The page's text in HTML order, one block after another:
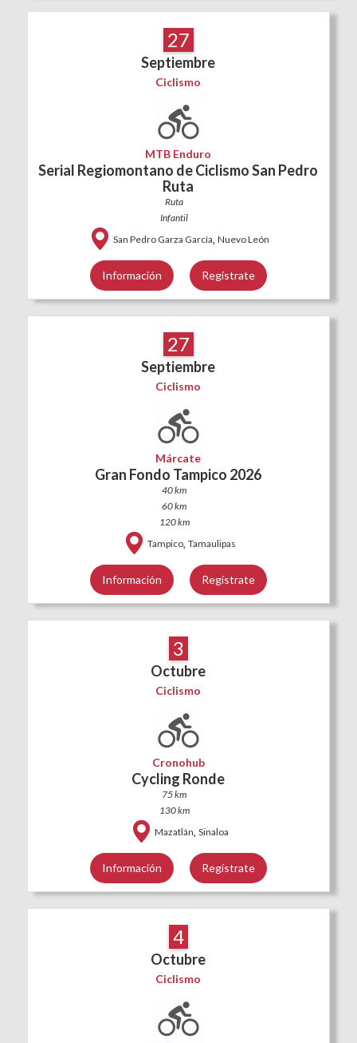
27
Septiembre
Ciclismo
MTB Enduro
Serial Regiomontano de Ciclismo San Pedro
Ruta
Ruta
Infantil
San Pedro Garza García, Nuevo León
Información Regístrate
27
Septiembre
Ciclismo
Márcate
Gran Fondo Tampico 2026
40 km
60 km
120 km
Tampico, Tamaulipas
Información Regístrate
3
Octubre
Ciclismo
Cronohub
Cycling Ronde
75 km
130 km
Mazatlán, Sinaloa
Información Regístrate
4
Octubre
Ciclismo